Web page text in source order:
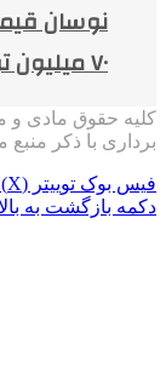
نوسان
۷۰ میلیون تومان ارزان شد | جدول قیمت ها
کلیه حقوق مادی و
برداری با ذکر
فیس بوک توییتر (X)
دکمه بازگشت به